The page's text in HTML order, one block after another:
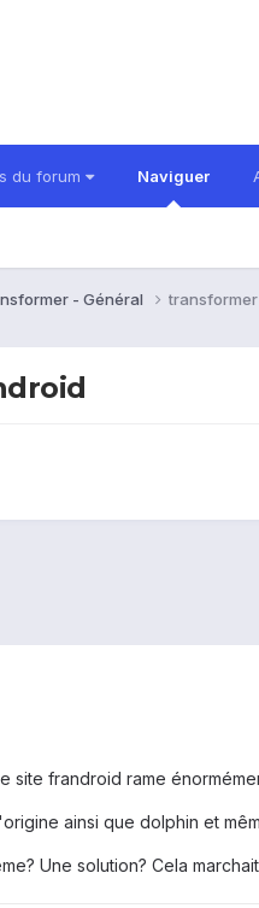
du forum Naviguer
- Général
site frandroid rame
ainsi que dolphin et
Une solution? Cela